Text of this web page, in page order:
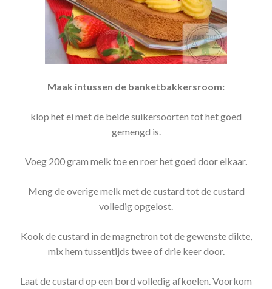
Maak intussen de banketbakkersroom:
klop het ei met de beide suikersoorten tot het goed
gemengd is.
Voeg 200 gram melk toe en roer het goed door elkaar.
Meng de overige melk met de custard tot de custard
volledig opgelost.
Kook de custard in de magnetron tot de gewenste dikte,
mix hem tussentijds twee of drie keer door.
Laat de custard op een bord volledig afkoelen. Voorkom